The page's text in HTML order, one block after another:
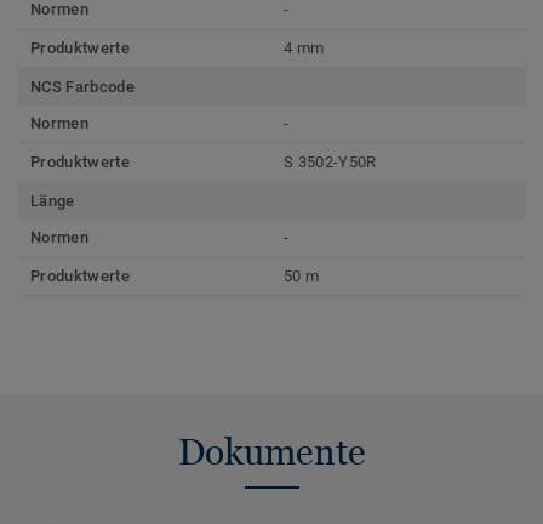
Normen
-
Produktwerte 4 mm
NCS Farbcode
Normen
-
Produktwerte S 3502-Y50R
Länge
Normen
-
Produktwerte 50 m
Dokumente